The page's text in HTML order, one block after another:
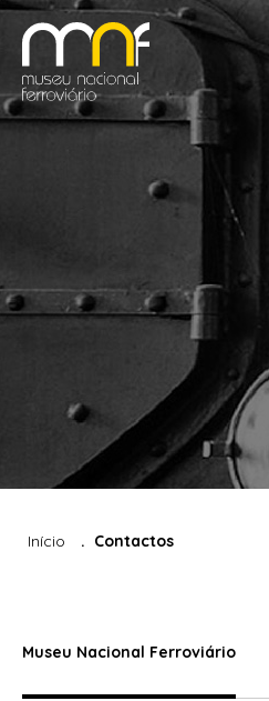
Início Contactos
Museu Nacional Ferroviário